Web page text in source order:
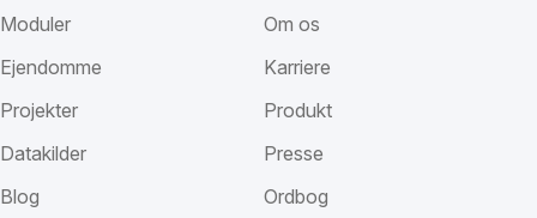
Moduler
Ejendomme
Projekter
Datakilder
Blog
Om os
Karriere
Produkt
Presse
Ordbog